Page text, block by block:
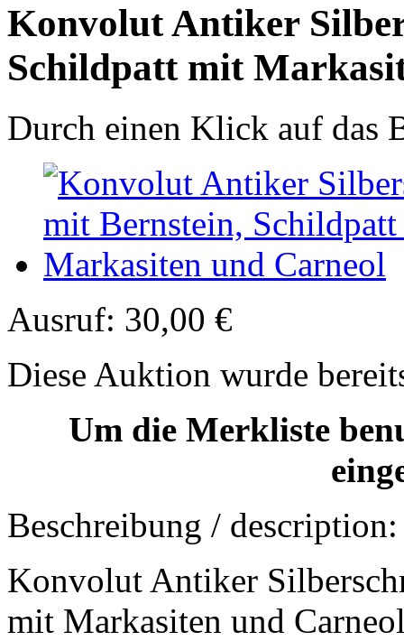
Konvolut Antiker
Schildpatt mit
Durch einen Klick auf das
Ausruf: 30,00 €
Diese Auktion wurde
Um die Merkliste
Beschreibung / description:
Konvolut Antiker
mit Markasiten und